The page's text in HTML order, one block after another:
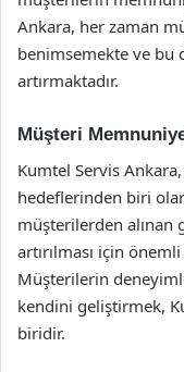
Ankara, her zaman
benimsemekte ve bu
artırmaktadır.
Müşteri
Kumtel Servis
hedeflerinden biri
müşterilerden
artırılması için
Müşterilerin
kendini geliştirmek,
biridir.